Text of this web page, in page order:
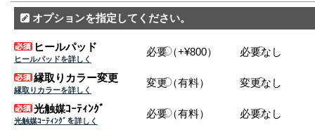
オプションを指定してください。
ヒールパッド
ヒールパッドを詳しく
必要（+¥800） 必要なし
縁取りカラー変更
縁取りカラーを詳しく
変更（有料） 変更なし
光触媒ｺｰﾃｨﾝｸﾞ
光触媒ｺｰﾃｨﾝｸﾞを詳しく
必要（有料） 必要なし